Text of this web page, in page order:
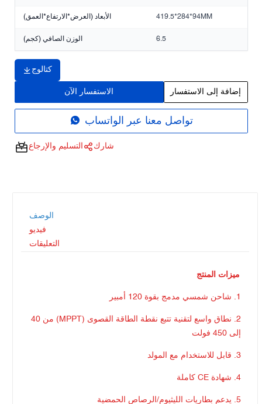
الأبعاد (العرض*الارتفاع*العمق) 419.5*284*94MM
الوزن الصافي (كجم) 6.5
كتالوج
الاستفسار الآن إضافة إلى الاستفسار
تواصل معنا عبر الواتساب
التسليم والإرجاع شارك
الوصف
فيديو
التعليقات
ميزات المنتج
1. شاحن شمسي مدمج بقوة 120 أمبير
2. نطاق واسع لتقنية تتبع نقطة الطاقة القصوى (MPPT) من 40
إلى 450 فولت
3. قابل للاستخدام مع المولد
4. شهادة CE كاملة
5. يدعم بطاريات الليثيوم/الرصاص الحمضية